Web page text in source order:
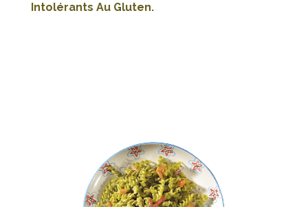
Intolérants Au Gluten.